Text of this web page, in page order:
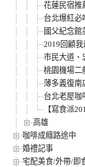
花蓮民宿推
台北爆紅必
國父紀念
2019回顧
市民大道、
桃園機場二
薄多義復南
台北老屋咖
【寫食派
高雄
咖啡成癮路途中
婚禮記事
宅配美食/外帶/即